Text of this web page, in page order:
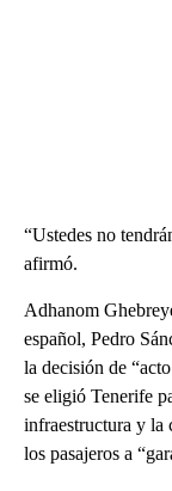
“Ustedes no
afirmó.
Adhanom
español, Pedro
la decisión de
se eligió Tenerife
infraestructura y la
los pasajeros a